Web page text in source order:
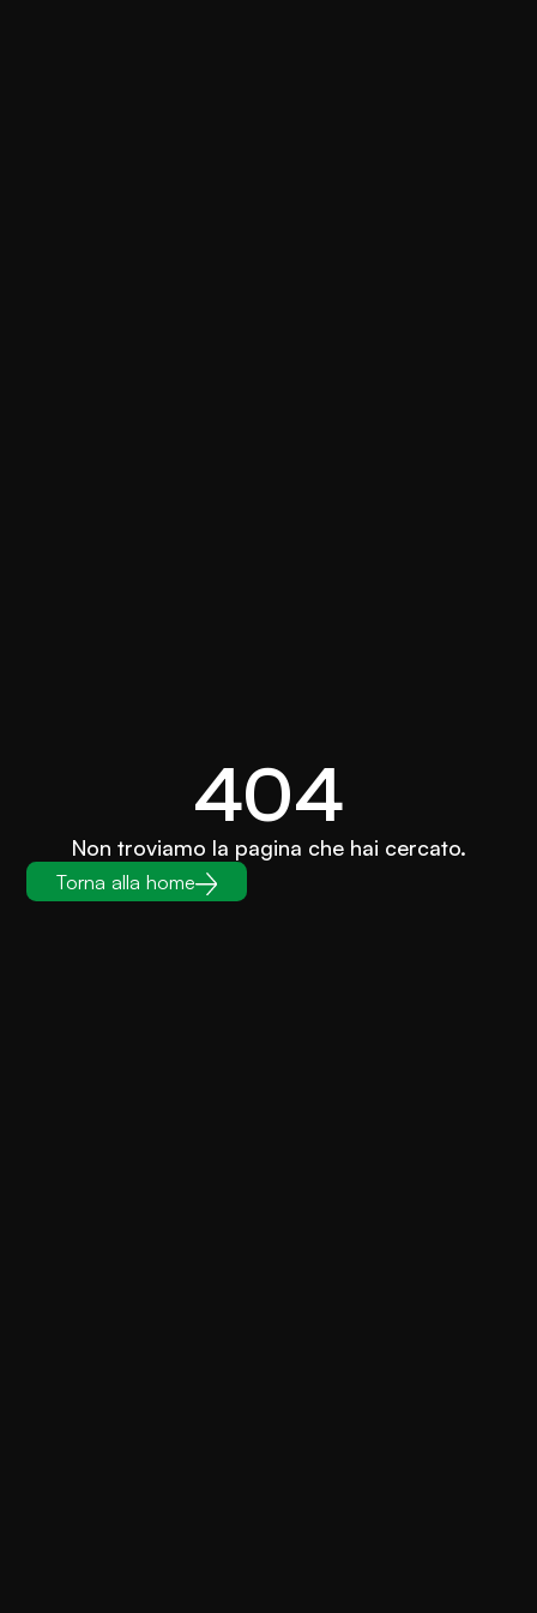
404
Non troviamo la pagina che hai cercato.
Torna alla home